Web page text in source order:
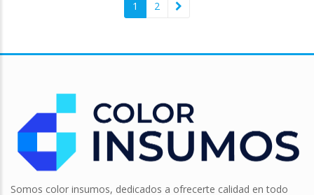
1 2
Somos color insumos, dedicados a ofrecerte calidad en todo